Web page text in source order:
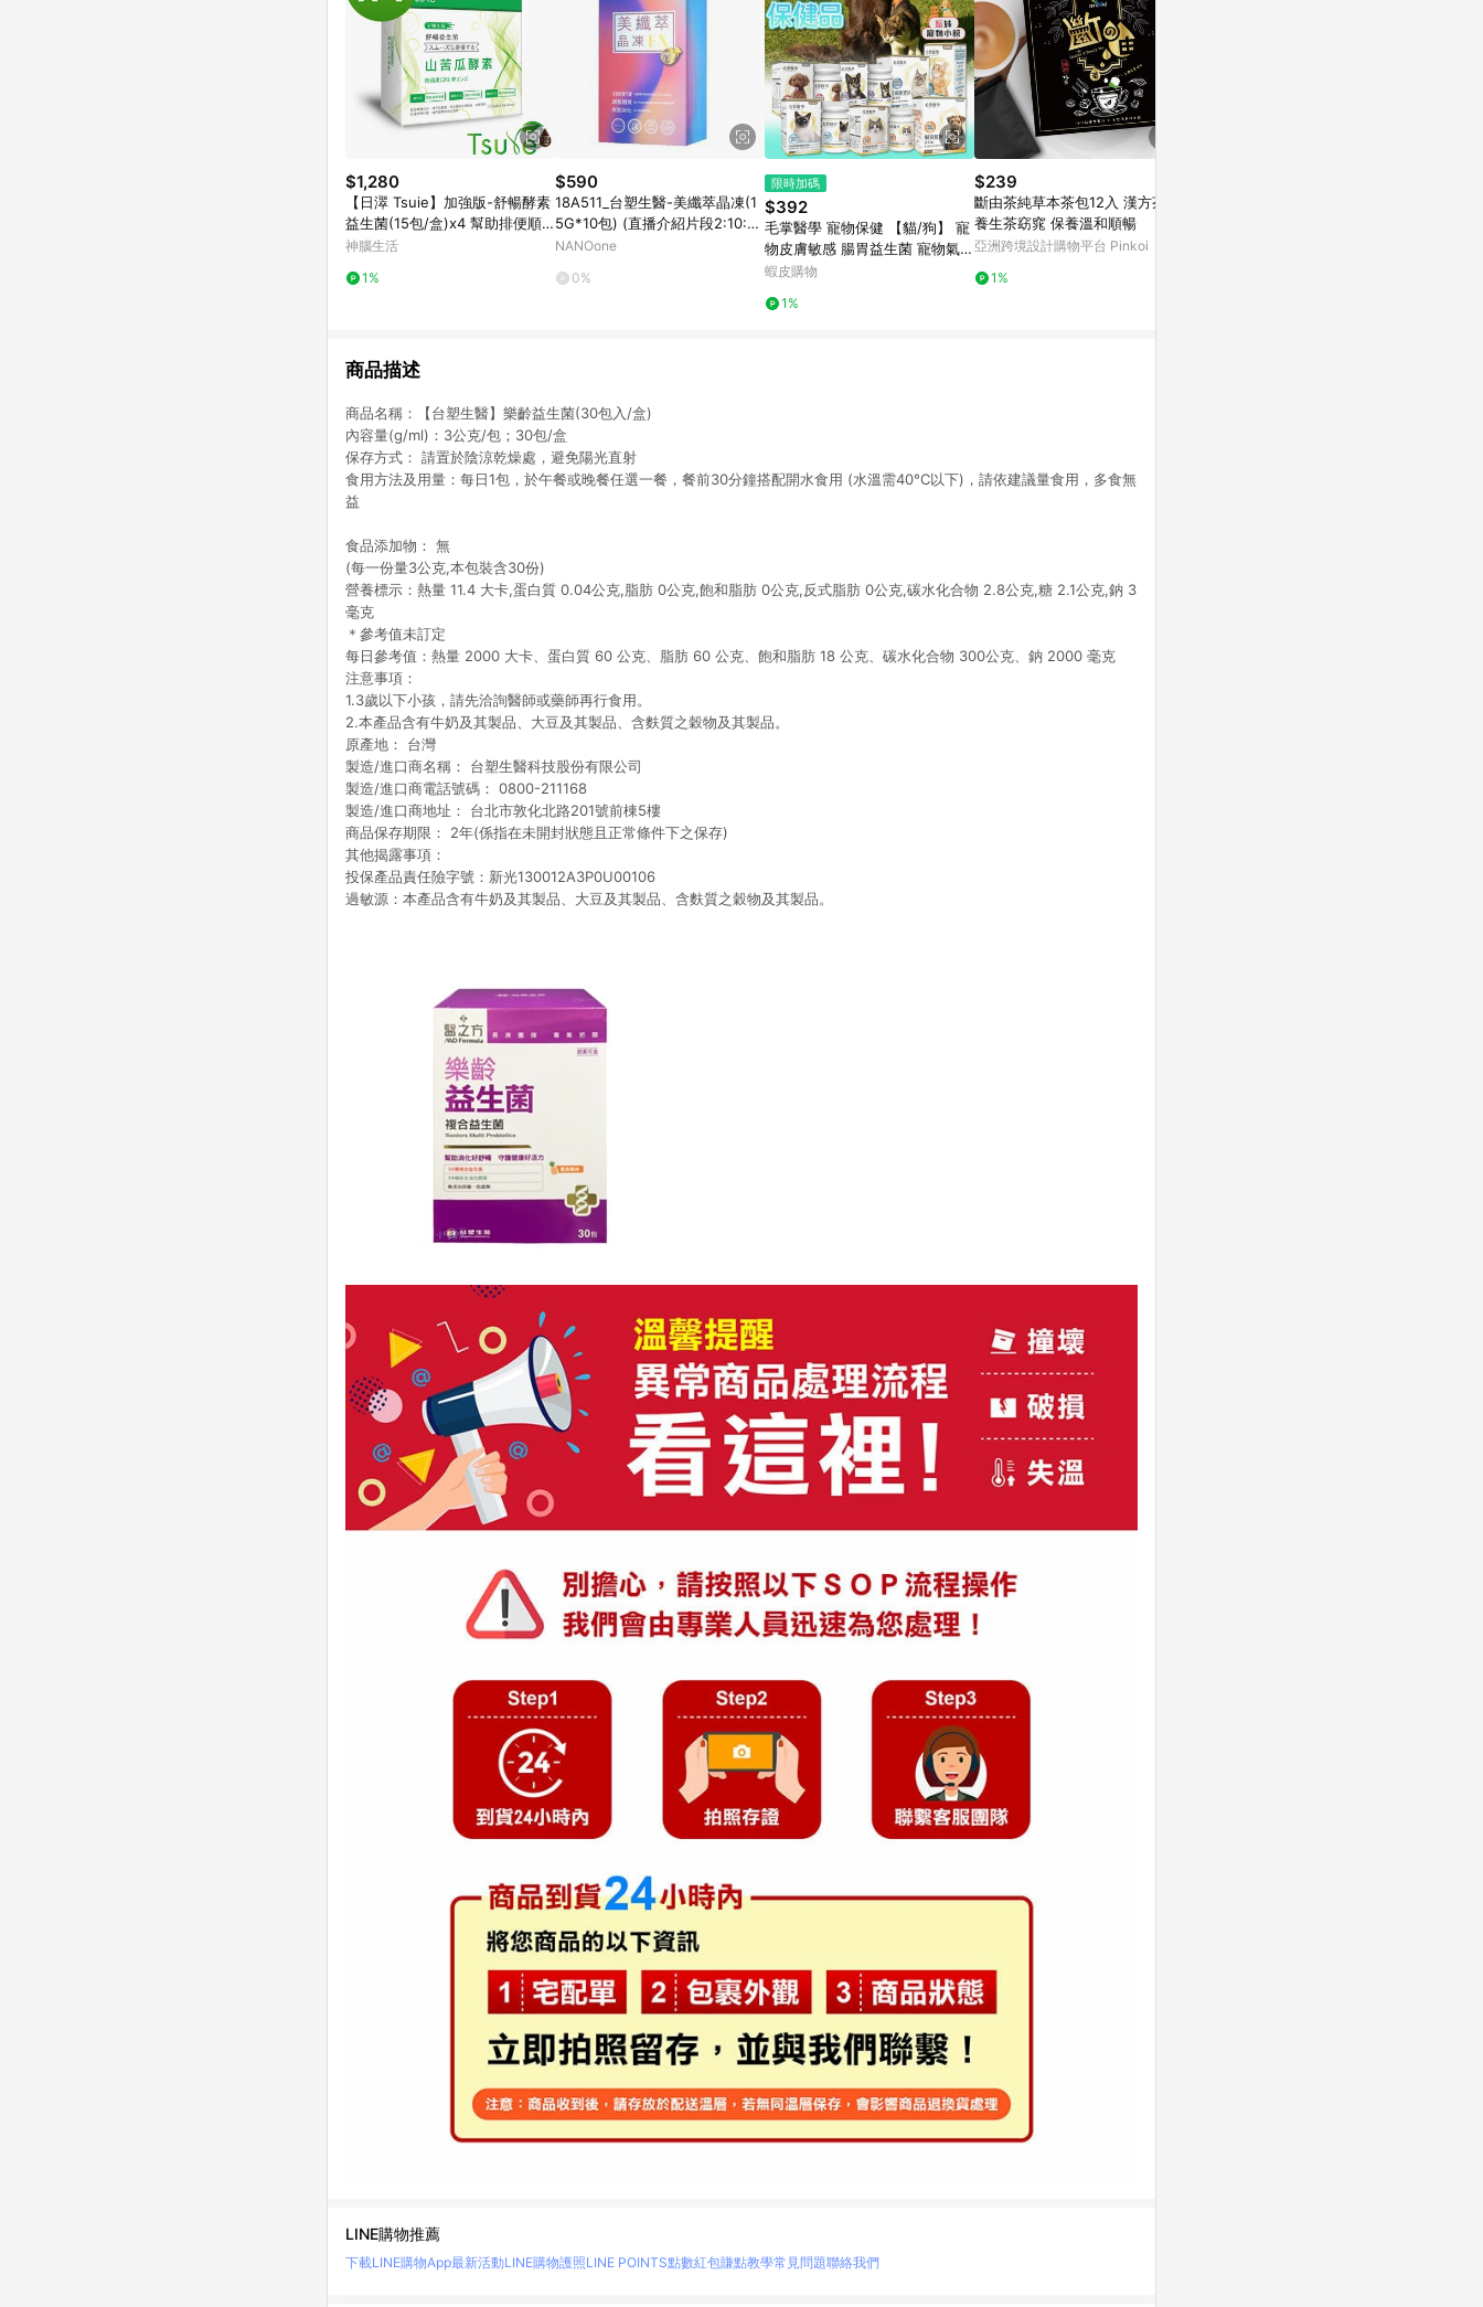
$1,280
【日濢 Tsuie】加強版-舒暢酵素
益生菌(15包/盒)x4 幫助排便順
暢 山苦瓜酵素＋專利益生菌菌株
神腦生活
1%
$590
18A511_台塑生醫-美纖萃晶凍(1
5G*10包) (直播介紹片段2:10:00
~2:14:30)
NANOone
0%
限時加碼
$392
毛掌醫學 寵物保健 【貓/狗】 寵
物皮膚敏感 腸胃益生菌 寵物氣管
寵物關節 情緒緩解 心臟保養 魚
蝦皮購物
1%
$239
斷由茶純草本茶包12入 漢方茶
養生茶窈窕 保養溫和順暢
亞洲跨境設計購物平台 Pinkoi
1%
商品描述
商品名稱：【台塑生醫】樂齡益生菌(30包入/盒)
內容量(g/ml)：3公克/包；30包/盒
保存方式： 請置於陰涼乾燥處，避免陽光直射
食用方法及用量：每日1包，於午餐或晚餐任選一餐，餐前30分鐘搭配開水食用 (水溫需40°C以下)，請依建議量食用，多食無
益
食品添加物： 無
(每一份量3公克,本包裝含30份)
營養標示：熱量 11.4 大卡,蛋白質 0.04公克,脂肪 0公克,飽和脂肪 0公克,反式脂肪 0公克,碳水化合物 2.8公克,糖 2.1公克,鈉 3
毫克
＊參考值未訂定
每日參考值：熱量 2000 大卡、蛋白質 60 公克、脂肪 60 公克、飽和脂肪 18 公克、碳水化合物 300公克、鈉 2000 毫克
注意事項：
1.3歲以下小孩，請先洽詢醫師或藥師再行食用。
2.本產品含有牛奶及其製品、大豆及其製品、含麩質之穀物及其製品。
原產地： 台灣
製造/進口商名稱： 台塑生醫科技股份有限公司
製造/進口商電話號碼： 0800-211168
製造/進口商地址： 台北市敦化北路201號前棟5樓
商品保存期限： 2年(係指在未開封狀態且正常條件下之保存)
其他揭露事項：
投保產品責任險字號：新光130012A3P0U00106
過敏源：本產品含有牛奶及其製品、大豆及其製品、含麩質之穀物及其製品。
LINE購物推薦
下載LINE購物App最新活動LINE購物護照LINE POINTS點數紅包賺點教學常見問題聯絡我們